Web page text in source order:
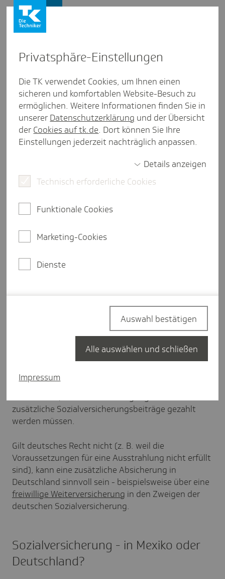
Mexiko
Rund 2.100 Unternehmen mit deutscher
das Land nicht nur Deutschlands wichtigster
Handelspartner in Lateinamerika, sondern auch
das zweithäufigste Entsendeland unter den
2 Minuten Lesezeit
Firmenkunden Länderübersicht
Rechtsvorschriften jedoch weiterhin gelten, wenn
die Bedingungen derAusstrahlungerfüllt sind.
Nutzen Sie gern unsereArbeitshilfe, um die
Voraussetzungen zu prüfen.
Denn auch wenn weiterhin deutsches Recht gilt,
zusätzliche Sozialversicherungsbeiträge gezahlt
werden müssen.
Gilt deutsches Recht nicht (z. B. weil die
Voraussetzungen für eine Ausstrahlung nicht erfüllt
sind), kann eine zusätzliche Absicherung in
Deutschland sinnvoll sein - beispielsweise über eine
freiwillige Weiterversicherung in den Zweigen der
deutschen Sozialversicherung.
Sozialversicherung - in Mexiko oder
Deutschland?
Privat­sphäre-Einstel­lungen
Die TK verwendet Cookies, um Ihnen einen
sicheren und komfortablen Website-Besuch zu
ermöglichen. Weitere Informationen finden Sie in
unserer Datenschutzerklärung und der Übersicht
der Cookies auf tk.de. Dort können Sie Ihre
Einstellungen jederzeit nachträglich anpassen.
Details anzeigen
Technisch erforderliche Cookies
Funktionale Cookies
Marketing-Cookies
Dienste
Impressum
Auswahl bestätigen
Alle auswählen und schließen